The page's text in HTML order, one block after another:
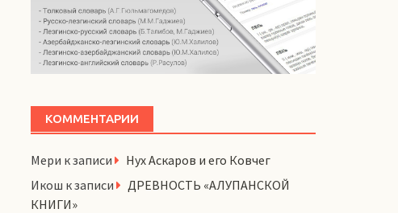
КОММЕНТАРИИ
Мери к записи
Нух Аскаров и его Ковчег
Икош к записи
ДРЕВНОСТЬ «АЛУПАНСКОЙ
КНИГИ»